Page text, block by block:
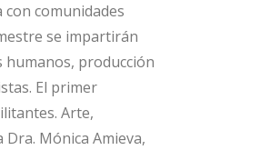
comunidades
se impartirán
humanos, producción
El primer
Arte,
Mónica Amieva,